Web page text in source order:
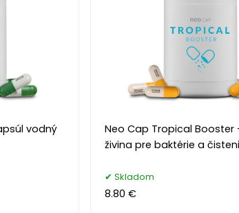
vodný
Neo Cap Tropical Booster
živina pre baktérie a
Skladom
8.80 €